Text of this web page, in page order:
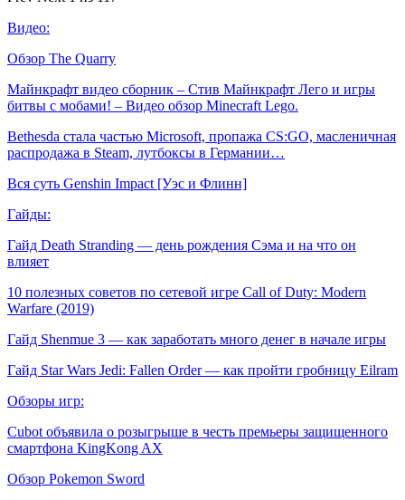
Видео:
Обзор The Quarry
Майнкрафт видео сборник – Стив Майнкрафт Лего и игры
битвы с мобами! – Видео обзор Minecraft Lego.
Bethesda стала частью Microsoft, пропажа CS:GO, масленичная
распродажа в Steam, лутбоксы в Германии…
Вся суть Genshin Impact [Уэс и Флинн]
Гайды:
Гайд Death Stranding — день рождения Сэма и на что он
влияет
10 полезных советов по сетевой игре Call of Duty: Modern
Warfare (2019)
Гайд Shenmue 3 — как заработать много денег в начале игры
Гайд Star Wars Jedi: Fallen Order — как пройти гробницу Eilram
Обзоры игр:
Cubot объявила о розыгрыше в честь премьеры защищенного
смартфона KingKong AX
Обзор Pokemon Sword